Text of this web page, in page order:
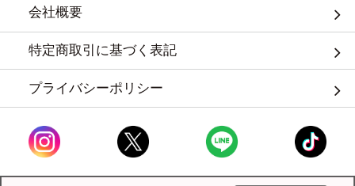
会社概要
特定商取引に基づく表記
プライバシーポリシー